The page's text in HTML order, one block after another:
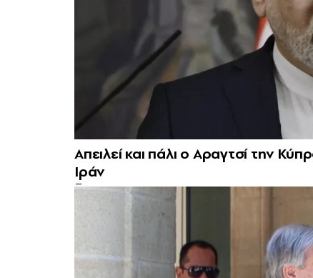
Απειλεί και πάλι ο Αραγτσί την
Ιράν